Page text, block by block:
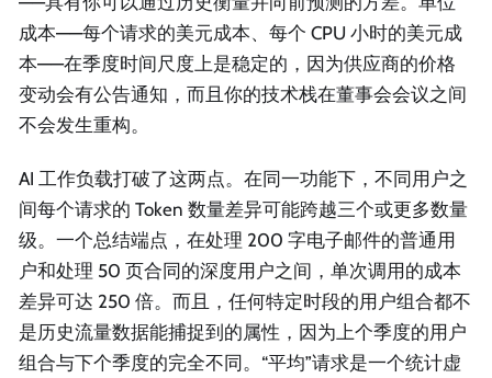
成本——每个请求的美元成本、每个 CPU 小时的美元成
本——在季度时间尺度上是稳定的，因为供应商的价格
变动会有公告通知，而且你的技术栈在董事会会议之间
不会发生重构。
AI 工作负载打破了这两点。在同一功能下，不同用户之
间每个请求的 Token 数量差异可能跨越三个或更多数量
级。一个总结端点，在处理 200 字电子邮件的普通用
户和处理 50 页合同的深度用户之间，单次调用的成本
差异可达 250 倍。而且，任何特定时段的用户组合都不
是历史流量数据能捕捉到的属性，因为上个季度的用户
组合与下个季度的完全不同。“平均”请求是一个统计虚